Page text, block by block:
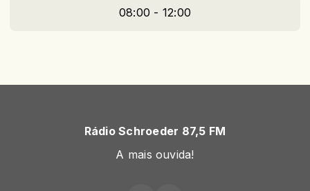
08:00 - 12:00
Rádio Schroeder 87,5 FM
A mais ouvida!